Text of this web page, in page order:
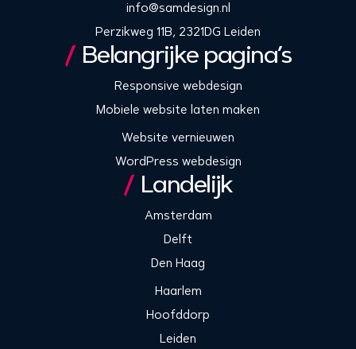
info@samdesign.nl
Perzikweg 11B, 2321DG Leiden
Belangrijke pagina’s
Responsive webdesign
Mobiele website laten maken
Website vernieuwen
WordPress webdesign
Landelijk
Amsterdam
Delft
Den Haag
Haarlem
Hoofddorp
Leiden